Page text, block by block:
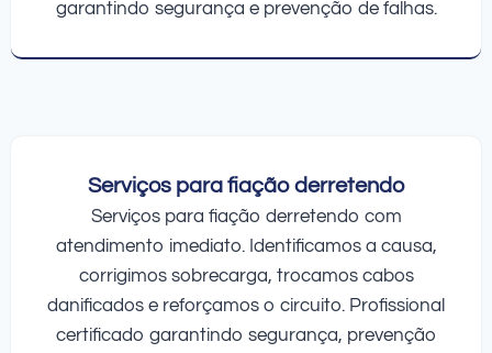
garantindo segurança e prevenção de falhas.
Serviços para fiação derretendo
Serviços para fiação derretendo com
atendimento imediato. Identificamos a causa,
corrigimos sobrecarga, trocamos cabos
danificados e reforçamos o circuito. Profissional
certificado garantindo segurança, prevenção